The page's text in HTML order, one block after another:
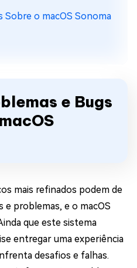
Sobre o macOS Sonoma
e Bugs
mais refinados podem de
problemas, e o macOS
que este sistema
entregar uma experiência
desafios e falhas.